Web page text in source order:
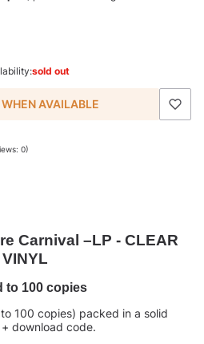
sold out
AVAILABLE
0)
Carnival –LP - CLEAR
VINYL
to 100 copies
100 copies) packed in a solid
download code.